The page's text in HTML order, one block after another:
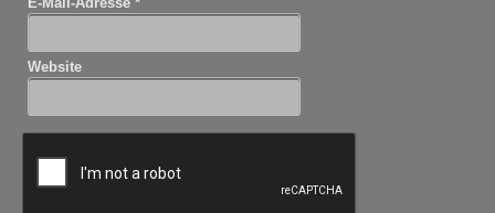
Website